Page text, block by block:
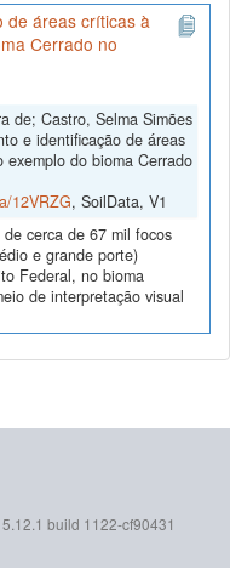
de áreas críticas à
Cerrado no
de; Castro, Selma Simões
e identificação de áreas
do bioma Cerrado
12VRZG, SoilData, V1
cerca de 67 mil focos
e grande porte)
Federal, no bioma
de interpretação visual
5.12.1 build 1122-cf90431